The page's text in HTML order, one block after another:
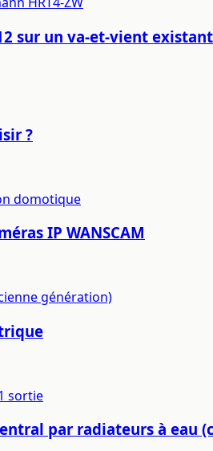
sur un va-et-vient existant
?
domotique
IP WANSCAM
génération)
sortie
par radiateurs à eau